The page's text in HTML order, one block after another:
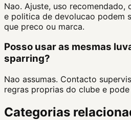
Nao. Ajuste, uso
e politica de devolucao podem
que preco ou marca.
Posso usar as mesmas
sparring?
Nao assumas. Contacto
regras proprias do clube e
Categorias